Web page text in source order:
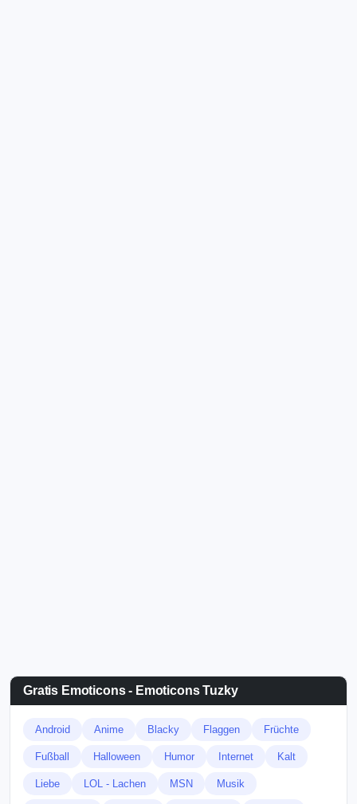
Gratis Emoticons - Emoticons Tuzky
Android Anime Blacky Flaggen Früchte
Fußball Halloween Humor Internet Kalt
Liebe LOL - Lachen MSN Musik